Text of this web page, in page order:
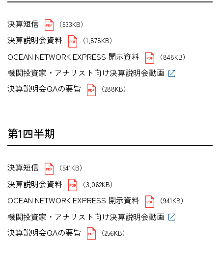
決算短信 （533KB）
決算説明会資料 （1,878KB）
OCEAN NETWORK EXPRESS 開示資料 （848KB）
機関投資家・アナリスト向け決算説明会動画
決算説明会QAの要旨
（288KB）
第1四半期
決算短信 （541KB）
決算説明会資料 （3,062KB）
OCEAN NETWORK EXPRESS 開示資料 （941KB）
機関投資家・アナリスト向け決算説明会動画
決算説明会QAの要旨
（256KB）